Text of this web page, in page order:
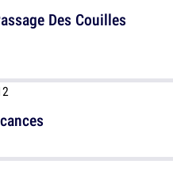
Des Couilles